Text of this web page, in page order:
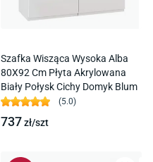
Szafka Wisząca Wysoka Alba
80X92 Cm Płyta Akrylowana
Biały Połysk Cichy Domyk Blum
(5.0)
737zł/szt